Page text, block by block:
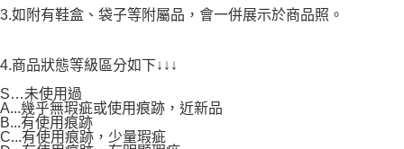
3.如附有鞋盒、袋子等附屬品，會一併展示於商品照。
4.商品狀態等級區分如下↓↓↓
S…未使用過
A...幾乎無瑕疵或使用痕跡，近新品
B...有使用痕跡
C...有使用痕跡，少量瑕疵